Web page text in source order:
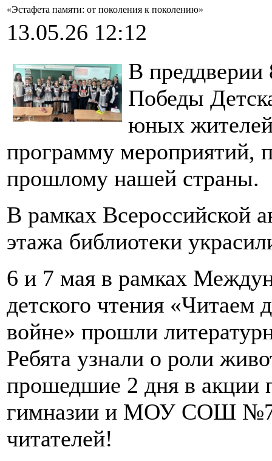
«Эстафета памяти: от поколения к поколению»
13.05.26 12:12
В
Победы
юных
программу мероприятий,
прошлому нашей страны.
В рамках Всероссийской
этажа библиотеки
6 и 7 мая в рамках
детского чтения «Читаем
войне» прошли
Ребята узнали о роли
прошедшие 2 дня в акции
гимназии и МОУ СОШ №7,
читателей!